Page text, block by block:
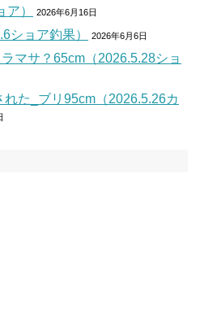
） 2026年6月16日
ショア釣果） 2026年6月6日
マサ？65cm（2026.5.28ショ
た_ブリ95cm（2026.5.26カ